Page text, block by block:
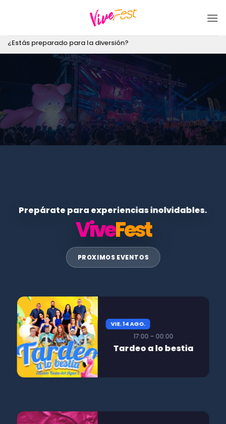
¿Estás preparado para la diversión?
Prepárate para experiencias inolvidables.
ViveFest
PROXIMOS EVENTOS
VIE. 14 AGO.
17:00 – 00:00
Tardeo a lo bestia